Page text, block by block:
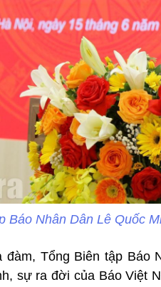
Báo Nhân Dân Lê Quốc
đàm, Tổng Biên tập Báo
sự ra đời của Báo Việt